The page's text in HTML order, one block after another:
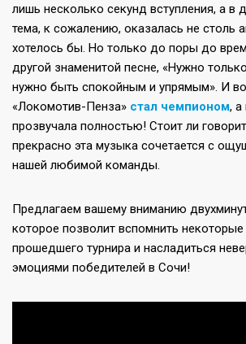
лишь несколько секунд вступления, а в
тема, к сожалению, оказалась не столь
хотелось бы. Но только до поры до
другой знаменитой песне, «Нужно
нужно быть спокойным и упрямым». И
«Локомотив-Пенза» стал чемпионом, а
прозвучала полностью! Стоит ли
прекрасно эта музыка сочетается с
нашей любимой команды.
Предлагаем вашему вниманию
которое позволит вспомнить
прошедшего турнира и насладиться
эмоциями победителей в Сочи!